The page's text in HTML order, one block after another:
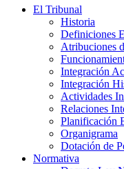
El Tribunal
Historia
Definiciones
Atribuciones
Integración
Integración
Actividades
Relaciones
Planificación
Organigrama
Dotación de
Normativa